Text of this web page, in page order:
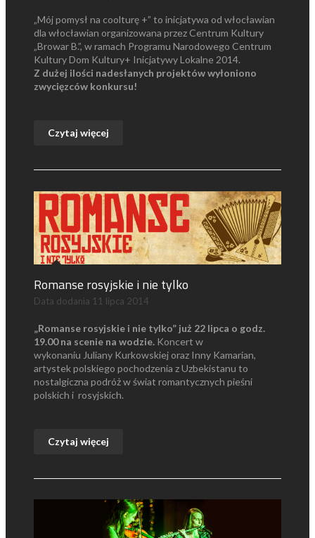
„Mój pomysł na coolturę +” to inicjatywa od włocławian
dla włocławian organizowana przez Centrum Kultury
„Browar B.”, w ramach Programu Narodowego Centrum
Kultury Dom Kultury+ Inicjatywy Lokalne 2014.
Z dużej ilości nadesłanych projektów wyłoniono
zwycięzców konkursu!
Czytaj więcej
Romanse rosyjskie i nie tylko
Data dodania 11 lipca 2014
„Romanse rosyjskie i nie tylko” już 22 lipca o godz.
19.00 na scenie na wodzie. Koncert w
wykonaniu Juliany Kurkowskiej oraz Inny Kamarian,
artystek polskiego pochodzenia z Uzbekistanu to
nostalgiczna podróż w świat romantycznych pieśni
polskich i rosyjskich.
Czytaj więcej